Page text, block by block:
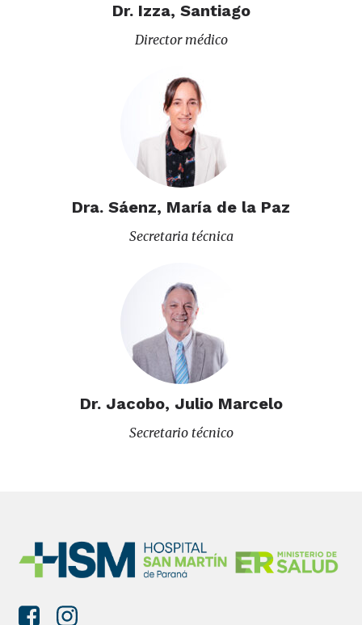
Dr. Izza, Santiago
Director médico
Dra. Sáenz, María de la Paz
Secretaria técnica
Dr. Jacobo, Julio Marcelo
Secretario técnico